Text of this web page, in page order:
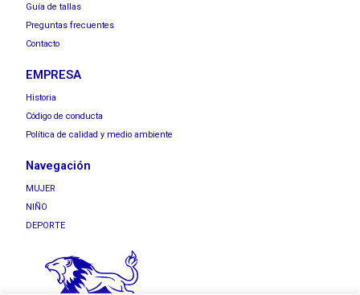
Guía de tallas
Preguntas frecuentes
Contacto
EMPRESA
Historia
Código de conducta
Política de calidad y medio ambiente
Navegación
MUJER
NIÑO
DEPORTE